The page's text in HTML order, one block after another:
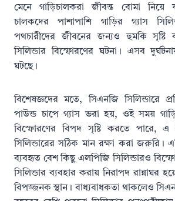
মেনে গাড়িচালকরা জীবন্ত বোমা নিয়ে
চালকদের পাশাপাশি গাড়ির গ্যাস
পথচারীদের জীবনের জন্যও হুমকি সৃষ্টি
সিলিন্ডার বিস্ফোরণের ঘটনা। এসব
ঘটছে।
বিশেষজ্ঞদের মতে, সিএনজি সিলিন্ডারে
পাউন্ড চাপে গ্যাস ভরা হয়, ওই সময়
বিস্ফোরণের বিপদ সৃষ্টি করতে পারে, এ
সিলিন্ডারের সঠিক মান রক্ষা করা জরুরি।
ব্যবহৃত বেশ কিছু এলপিজি সিলিন্ডারও
সিলিন্ডার ব্যবহার করায় নিরাপদ রান্নাঘর
বিপজ্জনক স্থান। বাধ্যবাধকতা থাকলেও